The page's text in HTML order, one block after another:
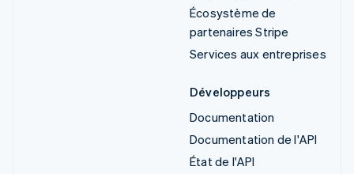
Écosystème de
partenaires Stripe
Services aux entreprises
Développeurs
Documentation
Documentation de l'API
État de l'API